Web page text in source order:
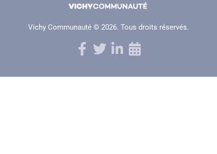
Vichy Communauté © 2026. Tous droits réservés.